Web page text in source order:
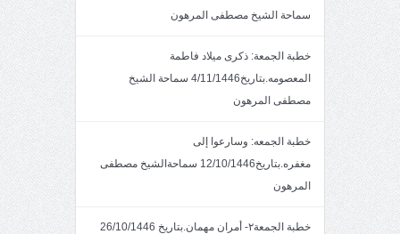
سماحة الشيخ مصطفى المرهون
خطبة الجمعة: ذكرى ميلاد فاطمة
المعصومه.بتاريخ4/11/1446 سماحة الشيخ
مصطفى المرهون
خطبة الجمعه: وسارعوا إلى
مغفره.بتاريخ12/10/1446 سماحةالشيخ مصطفى
المرهون
خطبة الجمعة٢- أمران مهمان.بتاريخ 26/10/1446